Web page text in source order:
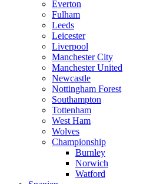
Everton
Fulham
Leeds
Leicester
Liverpool
Manchester City
Manchester United
Newcastle
Nottingham Forest
Southampton
Tottenham
West Ham
Wolves
Championship
Burnley
Norwich
Watford